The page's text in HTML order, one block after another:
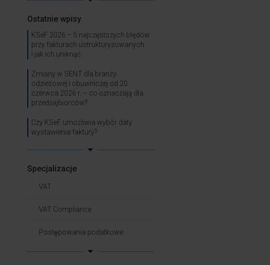
Ostatnie wpisy
KSeF 2026 – 5 najczęstszych błędów
przy fakturach ustrukturyzowanych
i jak ich uniknąć
Zmiany w SENT dla branży
odzieżowej i obuwniczej od 20
czerwca 2026 r. – co oznaczają dla
przedsiębiorców?
Czy KSeF umożliwia wybór daty
wystawienia faktury?
Specjalizacje
VAT
VAT Compliance
Postępowania podatkowe